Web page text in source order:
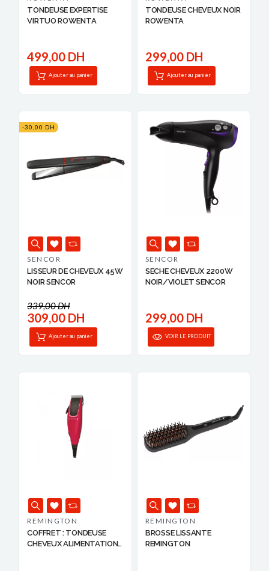
TONDEUSE EXPERTISE
VIRTUO ROWENTA
499,00 DH
Ajouter au panier
TONDEUSE CHEVEUX NOIR
ROWENTA
299,00 DH
Ajouter au panier
-30,00 DH
SENCOR
LISSEUR DE CHEVEUX 45W
NOIR SENCOR
339,00 DH
309,00 DH
Ajouter au panier
SENCOR
SECHE CHEVEUX 2200W
NOIR/VIOLET SENCOR
299,00 DH
VOIR LE PRODUIT
REMINGTON
COFFRET : TONDEUSE
CHEVEUX ALIMENTATION
REMINGTON
BROSSE LISSANTE
REMINGTON